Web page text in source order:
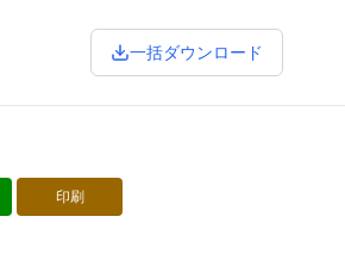
一括ダウンロード
印刷